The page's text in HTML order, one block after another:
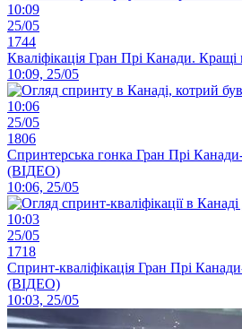
10:09
25/05
1744
Кваліфікація Гран Прі Канади.
10:09, 25/05
10:06
25/05
1806
Спринтерська гонка Гран Прі
(ВІДЕО)
10:06, 25/05
10:03
25/05
1718
Спринт-кваліфікація Гран Прі
(ВІДЕО)
10:03, 25/05